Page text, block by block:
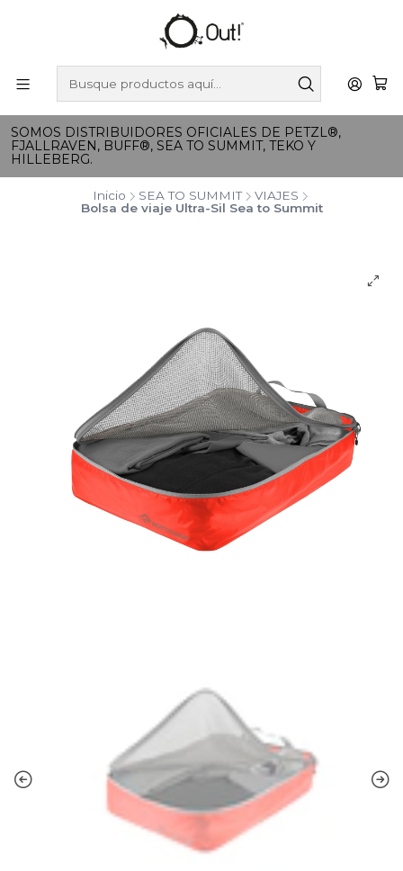
SOMOS DISTRIBUIDORES OFICIALES DE PETZL®,
FJALLRAVEN, BUFF®, SEA TO SUMMIT, TEKO Y
HILLEBERG.
Inicio SEA TO SUMMIT
VIAJES
Bolsa de viaje Ultra-Sil Sea to Summit